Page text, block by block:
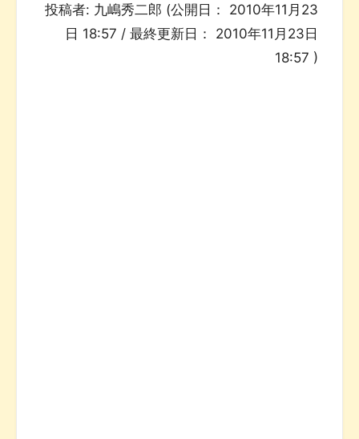
投稿者: 九嶋秀二郎 (公開日： 2010年11月23
日 18:57 / 最終更新日： 2010年11月23日
18:57 )